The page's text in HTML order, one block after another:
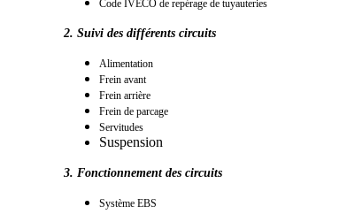
Code IVECO de repérage de tuyauteries
2. Suivi des différents circuits
Alimentation
Frein avant
Frein arrière
Frein de parcage
Servitudes
Suspension
3. Fonctionnement des circuits
Système EBS